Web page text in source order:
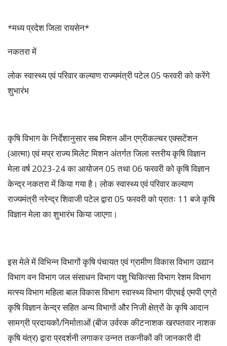
*मध्य प्रदेश जिला रायसेन*
नकतरा में
लोक स्वास्थ्य एवं परिवार कल्याण राज्यमंत्री पटेल 05 फरवरी को करेंगे
शुभारंभ
कृषि विभाग के निर्देशानुसार सब मिशन ऑन एग्रीकल्चर एक्सटेंशन
(आत्मा) एवं मप्र राज्य मिलेट मिशन अंतर्गत जिला स्तरीय कृषि विज्ञान
मेला वर्ष 2023-24 का आयोजन 05 तथा 06 फरवरी को कृषि विज्ञान
केन्द्र नकतरा में किया गया है। लोक स्वास्थ्य एवं परिवार कल्याण
राज्यमंत्री नरेन्द्र शिवाजी पटेल द्वारा 05 फरवरी को प्रातः 11 बजे कृषि
विज्ञान मेला का शुभारंभ किया जाएगा।
इस मेले में विभिन्न विभागों कृषि पंचायत एवं ग्रामीण विकास विभाग उद्यान
विभाग वन विभाग जल संसाधन विभाग पशु चिकित्सा विभाग रेशम विभाग
मत्स्य विभाग महिला बाल विकास विभाग स्वास्थ्य विभाग पीएचई एमपी एग्रो
कृषि विज्ञान केन्द्र सहित अन्य विभागों और निजी क्षेत्रों के कृषि आदान
सामग्री प्रदायकों/निर्माताओं (बीज उर्वरक कीटनाशक खरपतवार नाशक
कृषि यंत्र) द्वारा प्रदर्शनी लगाकर उन्नत तकनीकों की जानकारी दी